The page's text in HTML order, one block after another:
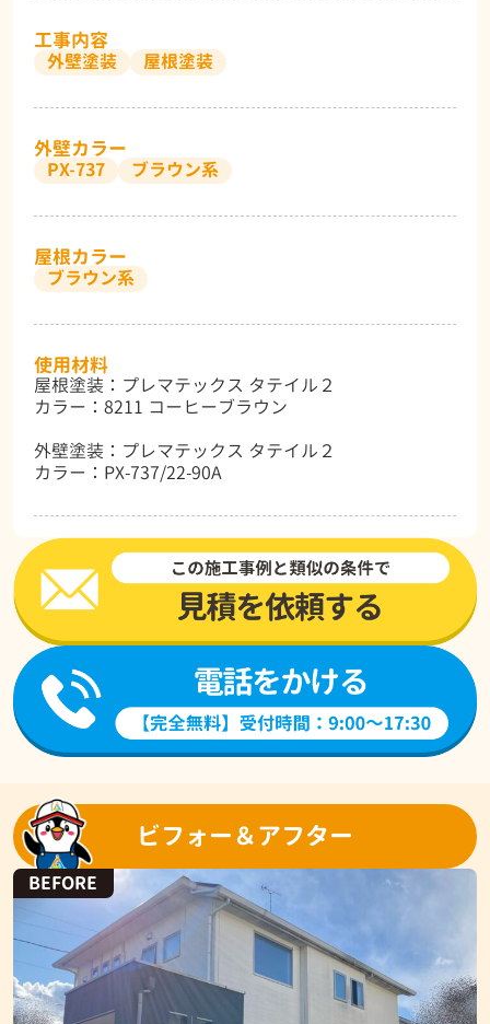
工事内容
外壁塗装 屋根塗装
外壁カラー
PX-737 ブラウン系
屋根カラー
ブラウン系
使用材料
屋根塗装：プレマテックス タテイル２
カラー：8211 コーヒーブラウン
外壁塗装：プレマテックス タテイル２
カラー：PX-737/22-90A
ビフォー＆アフター